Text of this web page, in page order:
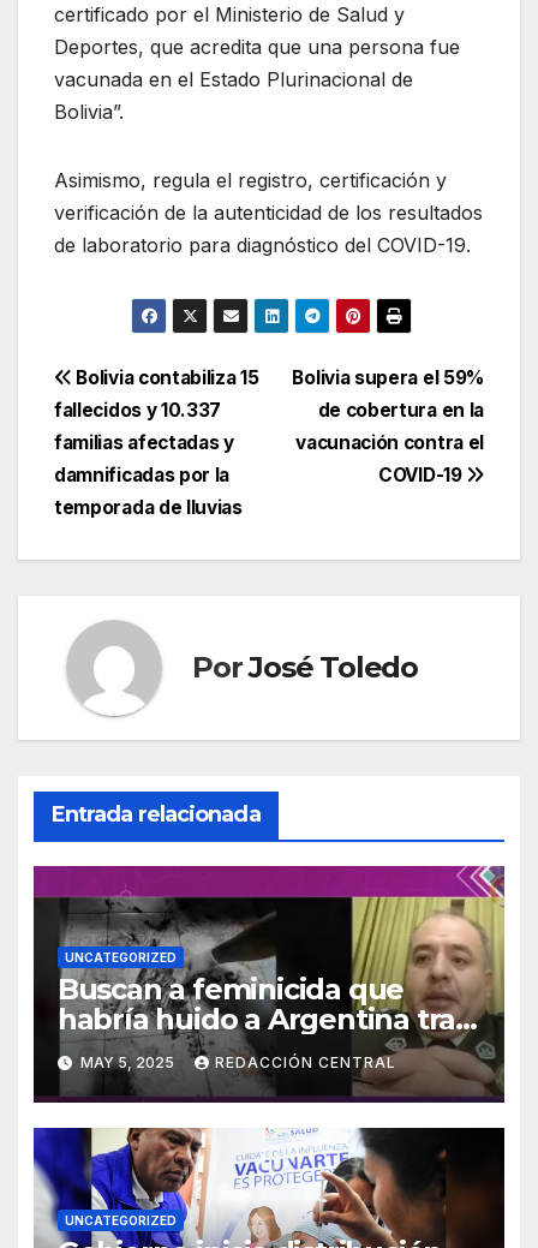
certificado por el Ministerio de Salud y
Deportes, que acredita que una persona fue
vacunada en el Estado Plurinacional de
Bolivia”.
Asimismo, regula el registro, certificación y
verificación de la autenticidad de los resultados
de laboratorio para diagnóstico del COVID-19.
Navegación
de
entradas
Bolivia supera el 59%
de cobertura en la
vacunación contra el
COVID-19
Bolivia contabiliza 15
fallecidos y 10.337
familias afectadas y
damnificadas por la
temporada de lluvias
PorJosé Toledo
Entrada relacionada
UNCATEGORIZED
Buscan a feminicida que
habría huido a Argentina tras
asesinar a su concubina en
Tarija
MAY 5, 2025 REDACCIÓN CENTRAL
UNCATEGORIZED